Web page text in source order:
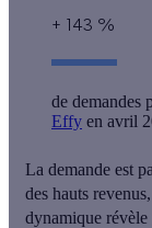
+ 143 %
de demandes
Effy en avril
La demande est
des hauts
dynamique